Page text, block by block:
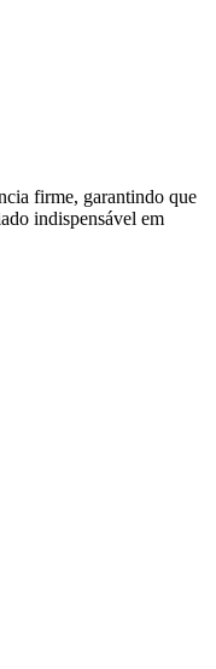
firme, garantindo que
indispensável em